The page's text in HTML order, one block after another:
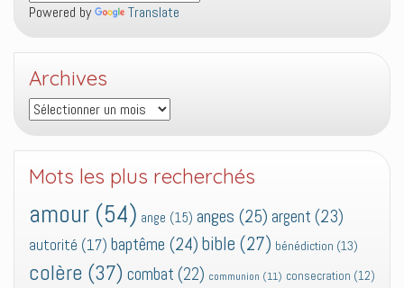
Powered by Translate
Archives
Archives
Mots les plus recherchés
amour (54) ange (15) anges (25) argent (23)
autorité (17) baptême (24) bible (27) bénédiction (13)
colère (37) combat (22) communion (11) consecration (12)